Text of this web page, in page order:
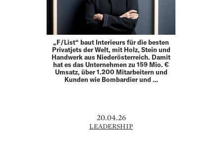
„F/List“ baut Interieurs für die besten
Privatjets der Welt, mit Holz, Stein und
Handwerk aus Niederösterreich. Damit
hat es das Unternehmen zu 159 Mio. €
Umsatz, über 1.200 Mitarbeitern und
Kunden wie Bombardier und …
20.04.26
LEADERSHIP